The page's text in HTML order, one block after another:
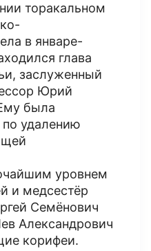
торакальном
в январе-
глава
заслуженный
Юрий
была
по удалению
уровнем
и медсестёр
Семёнович
Александрович
корифеи.